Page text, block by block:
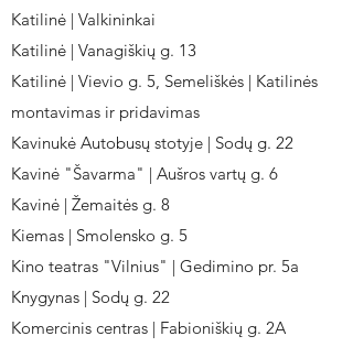
Katilinė | Valkininkai
Katilinė | Vanagiškių g. 13
Katilinė | Vievio g. 5, Semeliškės | Katilinės
montavimas ir pridavimas
Kavinukė Autobusų stotyje | Sodų g. 22
Kavinė "Šavarma" | Aušros vartų g. 6
Kavinė | Žemaitės g. 8
Kiemas | Smolensko g. 5
Kino teatras "Vilnius" | Gedimino pr. 5a
Knygynas | Sodų g. 22
Komercinis centras | Fabioniškių g. 2A